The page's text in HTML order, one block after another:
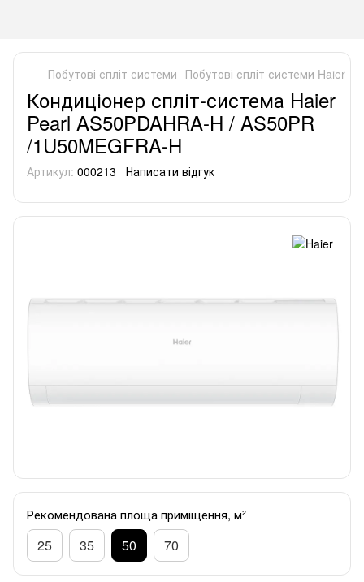
Побутові спліт системи Побутові спліт системи Haier
Кондиціонер спліт-система Haier
Pearl AS50PDAHRA-H / AS50PR
/1U50MEGFRA-H
Артикул: 000213 Написати відгук
Рекомендована площа приміщення, м²
25 35 50 70